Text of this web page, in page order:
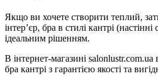
Якщо ви хочете створити теплий,
інтер’єр, бра в стилі кантрі
ідеальним рішенням.
В інтернет-магазині
бра кантрі з гарантією якості та